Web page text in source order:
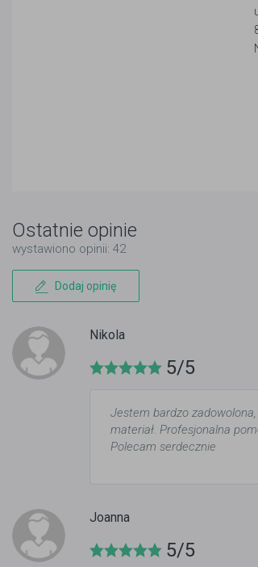
Ostatnie opinie
wystawiono opinii: 42
Dodaj opinię
Nikola
5/5
Jestem bardzo
materiał. Profesjonalna
Polecam serdecznie
Joanna
5/5